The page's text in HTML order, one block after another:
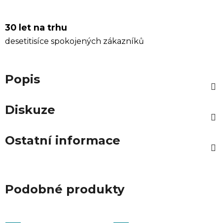
30 let na trhu
desetitisíce spokojených zákazníků
Popis
Diskuze
Ostatní informace
Podobné produkty